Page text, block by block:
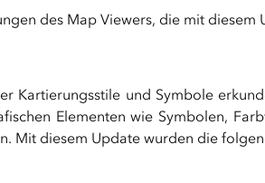
des Map Viewers, die mit
Kartierungsstile und Symbole
Elementen wie Symbolen,
Mit diesem Update wurden die